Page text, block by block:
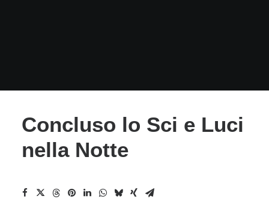
Concluso lo Sci e Luci
nella Notte